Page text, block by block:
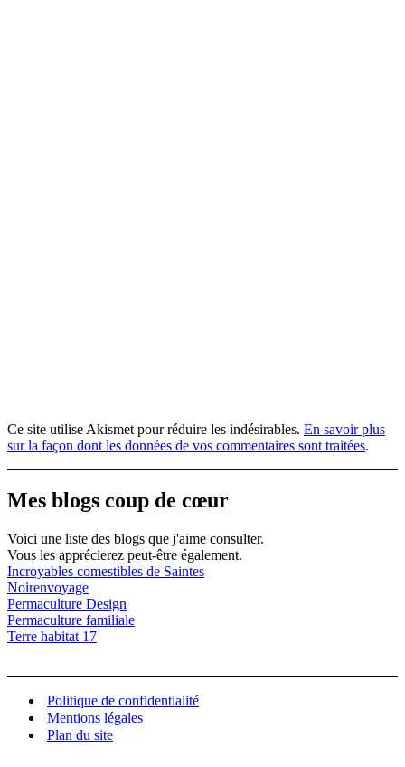
Ce site utilise Akismet pour réduire les indésirables. En savoir plus
sur la façon dont les données de vos commentaires sont traitées.
Mes blogs coup de cœur
Voici une liste des blogs que j'aime consulter.
Vous les apprécierez peut-être également.
Incroyables comestibles de Saintes
Noirenvoyage
Permaculture Design
Permaculture familiale
Terre habitat 17
Politique de confidentialité
Mentions légales
Plan du site